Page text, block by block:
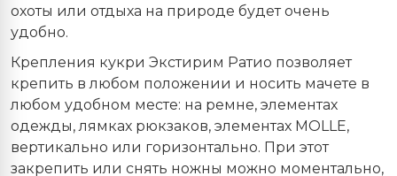
охоты или отдыха на природе будет очень
удобно.
Крепления кукри Экстирим Ратио позволяет
крепить в любом положении и носить мачете в
любом удобном месте: на ремне, элементах
одежды, лямках рюкзаков, элементах MOLLE,
вертикально или горизонтально. При этот
закрепить или снять ножны можно моментально,